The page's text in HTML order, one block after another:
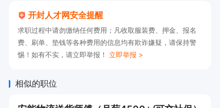
开封人才网安全提醒
求职过程中请勿缴纳任何费用；凡收取服装费、押金、报名
费、刷单、垫钱等各种费用的信息均有欺诈嫌疑，请保持警
惕！如有不实，请立即举报！ 立即举报 >
相似的职位